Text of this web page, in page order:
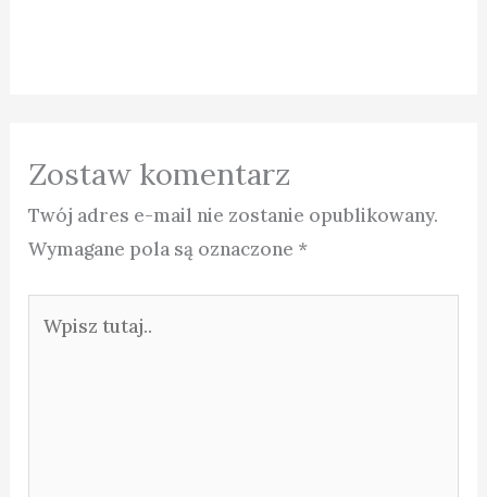
Zostaw komentarz
Twój adres e-mail nie zostanie opublikowany.
Wymagane pola są oznaczone *
tutaj..